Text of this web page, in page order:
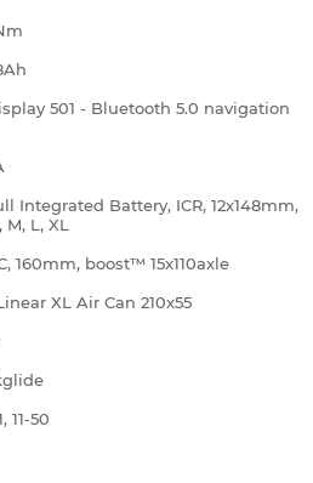
501 - Bluetooth 5.0 navigation
Integrated Battery, ICR, 12x148mm,
L, XL
160mm, boost™ 15x110axle
XL Air Can 210x55
11-50